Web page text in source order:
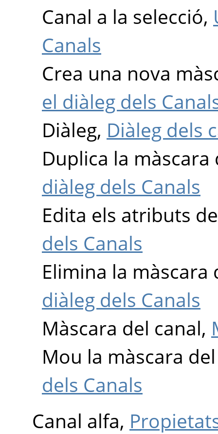
Canal a la selecció,
Canals
Crea una nova
el diàleg dels
Diàleg, Diàleg dels
Duplica la
diàleg dels Canals
Edita els atributs
dels Canals
Elimina la
diàleg dels Canals
Màscara del canal,
Mou la màscara
dels Canals
Canal alfa,